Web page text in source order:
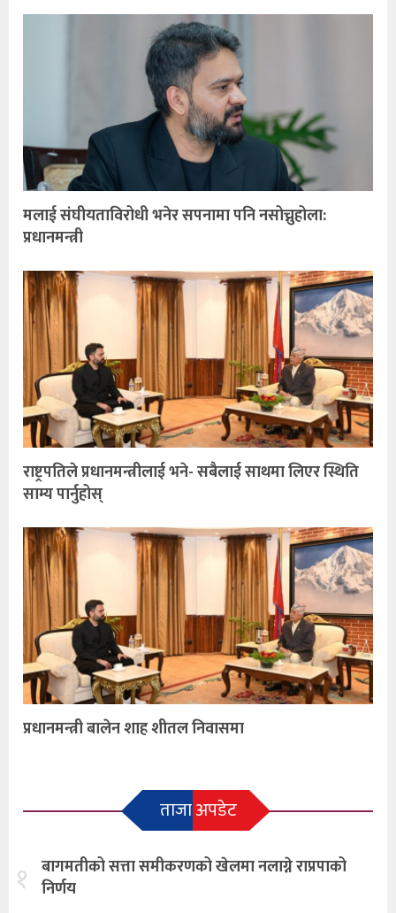
मलाई संघीयताविरोधी भनेर सपनामा पनि नसोच्नुहोला:
प्रधानमन्त्री
राष्ट्रपतिले प्रधानमन्त्रीलाई भने- सबैलाई साथमा लिएर स्थिति
साम्य पार्नुहोस्
प्रधानमन्त्री बालेन शाह शीतल निवासमा
ताजा अपडेट
१ बागमतीको सत्ता समीकरणको खेलमा नलाग्ने राप्रपाको
निर्णय